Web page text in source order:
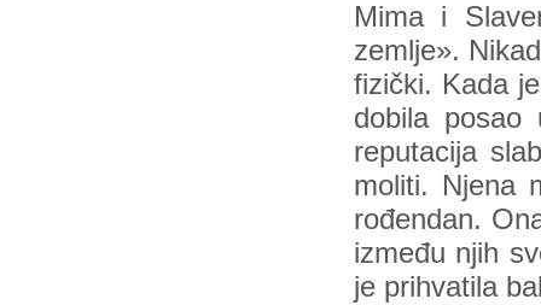
Mima i
zemlje».
fizički. Kada
dobila
reputacija
moliti. Njena
rođendan.
između njih
je prihvatila